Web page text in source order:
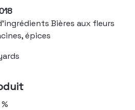
Bières aux fleurs
épices